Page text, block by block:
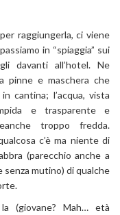
raggiungerla, ci viene
in “spiaggia” sui
davanti all’hotel. Ne
pinne e maschera che
cantina; l’acqua, vista
e trasparente e
troppo fredda.
c’è ma niente di
(parecchio anche a
senza mutino) di qualche
(giovane? Mah… età